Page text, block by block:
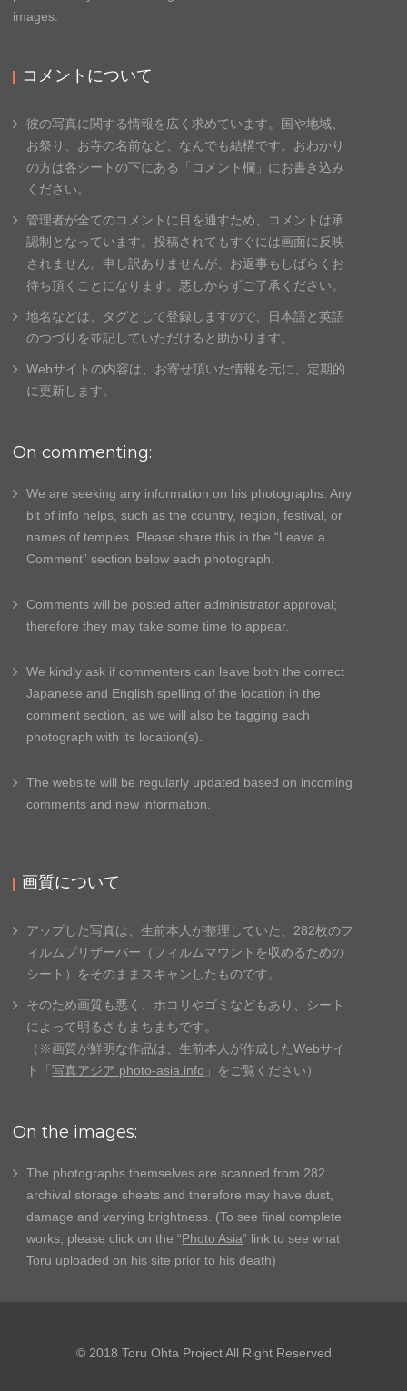
images.
コメントについて
彼の写真に関する情報を広く求めています。国や地域、
お祭り、お寺の名前など、なんでも結構です。 おわかり
の方は各シートの下にある「コメント欄」 にお書き込み
ください。
管理者が全てのコメントに目を通すため、 コメントは承
認制となっています。投稿されてもすぐには画面に反映
されません。申し訳ありませんが、 お返事もしばらくお
待ち頂くことになります。悪しからずご了承く ださい。
地名などは、タグとして登録しますので、日本語と英語
のつづりを並記していただけると助かります。
Webサイトの内容は、お寄せ頂いた情報を元に、 定期的
に更新します。
On commenting:
We are seeking any information on his photographs. Any
bit of info helps, such as the country, region, festival, or
names of temples. Please share this in the “Leave a
Comment” section below each photograph.
Comments will be posted after administrator approval;
therefore they may take some time to appear.
We kindly ask if commenters can leave both the correct
Japanese and English spelling of the location in the
comment section, as we will also be tagging each
photograph with its location(s).
The website will be regularly updated based on incoming
comments and new information.
画質について
アップした写真は、生前本人が整理していた、 282枚のフ
ィルムプリザーバー（フィルムマウントを収めるための
シート）をそのままスキャンしたものです。
そのため画質も悪く、ホコリやゴミなどもあり、 シート
によって明るさもまちまちです。
（※画質が鮮明な作品は、生前本人が作成したWebサイ
ト「写真アジア photo-asia.info 」 をご覧ください）
On the images:
The photographs themselves are scanned from 282
archival storage sheets and therefore may have dust,
damage and varying brightness. (To see final complete
works, please click on the “Photo Asia” link to see what
Toru uploaded on his site prior to his death)
© 2018 Toru Ohta Project All Right Reserved